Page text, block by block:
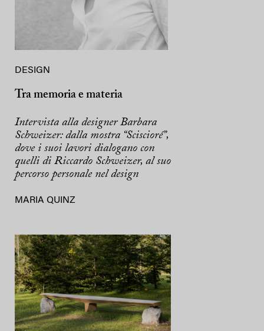
DESIGN
Tra memoria e materia
Intervista alla designer Barbara
Schweizer: dalla mostra “Sciscioré”,
dove i suoi lavori dialogano con
quelli di Riccardo Schweizer, al suo
percorso personale nel design
MARIA QUINZ